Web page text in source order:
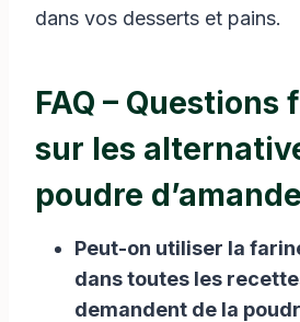
dans vos desserts et pains.
FAQ –
sur les
poudre d’amande
Peut-on utiliser la
dans toutes les
demandent de la